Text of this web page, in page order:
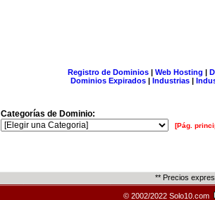
Registro de Dominios| Web Hosting |
Dominios Expirados | Industrias |
Categorías de Dominio:
[Pág.
** Precios
© 2002/2022 Solo10.com